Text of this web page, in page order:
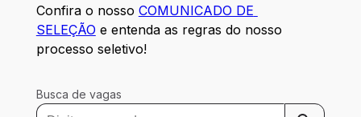
Confira o nosso COMUNICADO DE
SELEÇÃO e entenda as regras do nosso
processo seletivo!
Busca de vagas